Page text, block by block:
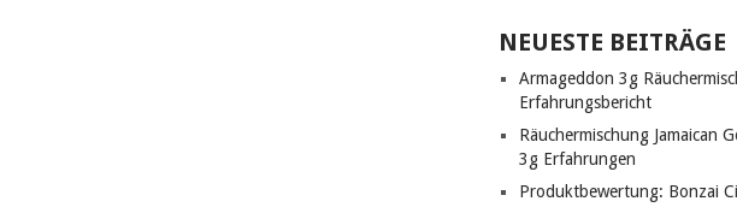
NEUESTE BEITRÄGE
Armageddon 3g
Erfahrungsbericht
Räuchermischung Jamaican
3g Erfahrungen
Produktbewertung: Bonzai